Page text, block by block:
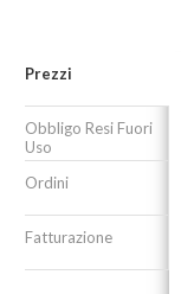
Prezzi
Obbligo Resi Fuori
Uso
Ordini
Fatturazione